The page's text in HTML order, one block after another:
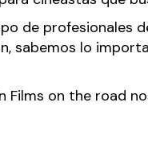
de profesionales
sabemos lo
Films on the road